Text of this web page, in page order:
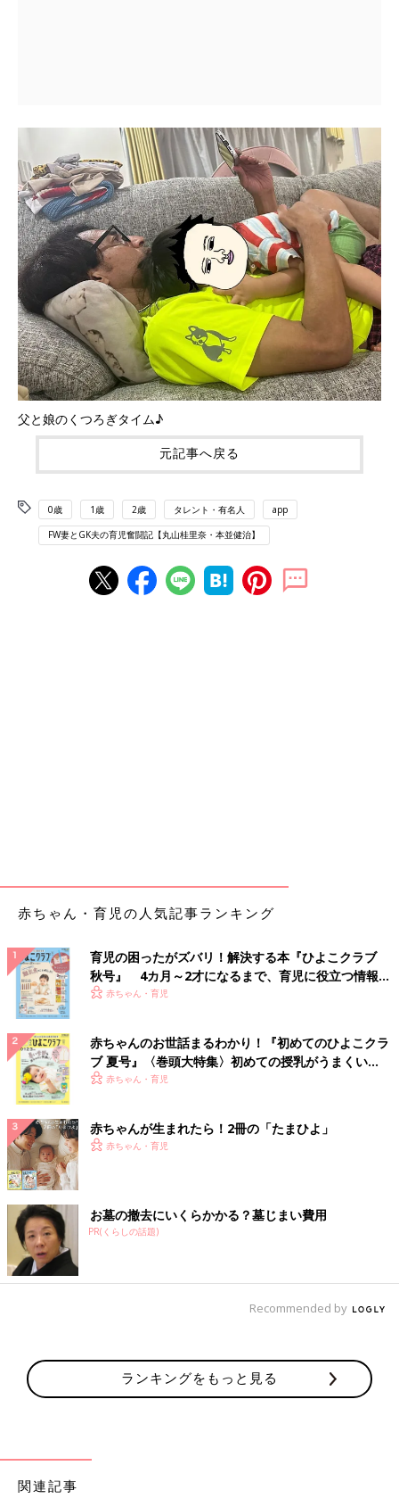
父と娘のくつろぎタイム♪
元記事へ戻る
0歳 1歳 2歳 タレント・有名人 app
FW妻とGK夫の育児奮闘記【丸山桂里奈・本並健治】
赤ちゃん・育児の人気記事ランキング
育児の困ったがズバリ！解決する本『ひよこクラブ
秋号』 4カ月～2才になるまで、育児に役立つ情報が
いっぱい！
赤ちゃん・育児
赤ちゃんのお世話まるわかり！『初めてのひよこクラ
ブ 夏号』〈巻頭大特集〉初めての授乳がうまくい
く！ おっぱい・ミルクの基本と夏のトラブル 解決テ
赤ちゃん・育児
赤ちゃんが生まれたら！2冊の「たまひよ」
赤ちゃん・育児
お墓の撤去にいくらかかる？墓じまい費用
PR(くらしの話題)
Recommended by
ランキングをもっと見る
関連記事